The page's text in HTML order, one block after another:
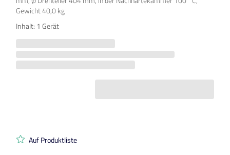
Gewicht 40,0 kg
Inhalt: 1 Gerät
Auf Produktliste